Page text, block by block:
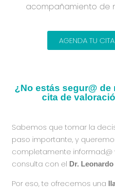
acompañamiento de
AGENDA TU
¿No estás segur@ de
cita de
Sabemos que tomar la
paso importante, y
completamente informad@
consulta con el Dr. Leonardo
Por eso, te ofrecemos una